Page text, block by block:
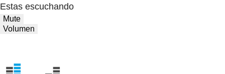
Estas escuchando
Mute
Volumen